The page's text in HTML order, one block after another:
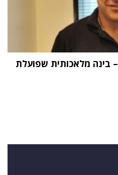
"העתיד הוא Physical AI – בינה מלאכותית שפועלת